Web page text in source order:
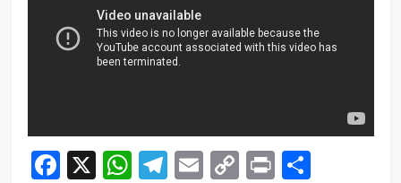
Facebook
X WhatsApp
Telegram
EmailCopy
Print